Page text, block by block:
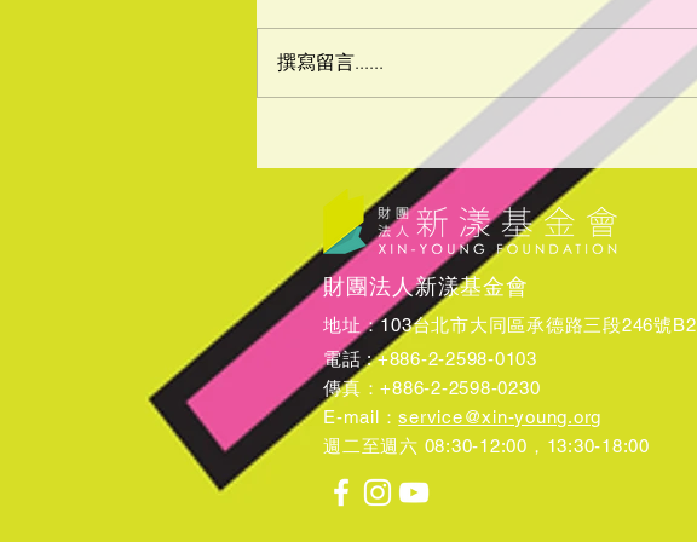
撰寫留言......
財團法人新漾基金會
地址：103台北市大同區承德路三段246號B2​
電話 : +886-2-2598-0103
​傳真：+886-2-2598-0230
E-mail：service@xin-young.org
週二至週六 08:30-12:00，13:30-18:00